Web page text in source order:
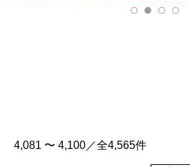
4,081 〜 4,100／全4,565件